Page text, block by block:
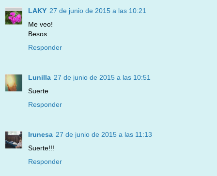
LAKY 27 de junio de 2015 a las 10:21
Me veo!
Besos
Responder
Lunilla 27 de junio de 2015 a las 10:51
Suerte
Responder
Irunesa 27 de junio de 2015 a las 11:13
Suerte!!!
Responder